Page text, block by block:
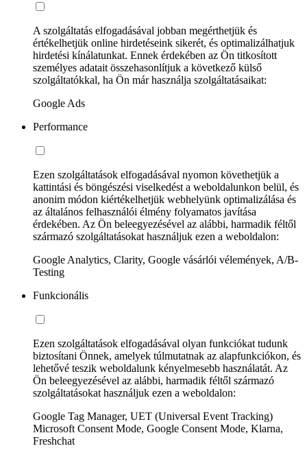
A szolgáltatás elfogadásával jobban megérthetjük és
értékelhetjük online hirdetéseink sikerét, és optimalizálhatjuk
hirdetési kínálatunkat. Ennek érdekében az Ön titkosított
személyes adatait összehasonlítjuk a következő külső
szolgáltatókkal, ha Ön már használja szolgáltatásaikat:
Google Ads
Performance
Ezen szolgáltatások elfogadásával nyomon követhetjük a
kattintási és böngészési viselkedést a weboldalunkon belül, és
anonim módon kiértékelhetjük webhelyünk optimalizálása és
az általános felhasználói élmény folyamatos javítása
érdekében. Az Ön beleegyezésével az alábbi, harmadik féltől
származó szolgáltatásokat használjuk ezen a weboldalon:
Google Analytics, Clarity, Google vásárlói vélemények, A/B-
Testing
Funkcionális
Ezen szolgáltatások elfogadásával olyan funkciókat tudunk
biztosítani Önnek, amelyek túlmutatnak az alapfunkciókon, és
lehetővé teszik weboldalunk kényelmesebb használatát. Az
Ön beleegyezésével az alábbi, harmadik féltől származó
szolgáltatásokat használjuk ezen a weboldalon:
Google Tag Manager, UET (Universal Event Tracking)
Microsoft Consent Mode, Google Consent Mode, Klarna,
Freshchat